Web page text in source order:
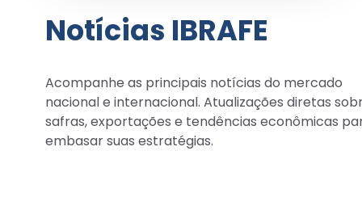
Notícias IBRAFE
Acompanhe as principais notícias do mercado
nacional e internacional. Atualizações diretas
safras, exportações e tendências econômicas
embasar suas estratégias.